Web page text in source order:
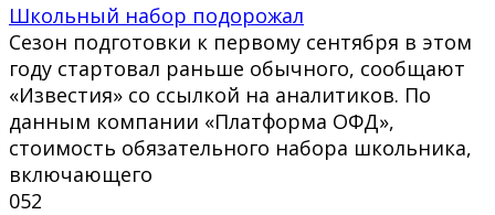
Школьный набор подорожал
Сезон подготовки к первому сентября в этом
году стартовал раньше обычного, сообщают
«Известия» со ссылкой на аналитиков. По
данным компании «Платформа ОФД»,
стоимость обязательного набора школьника,
включающего
052